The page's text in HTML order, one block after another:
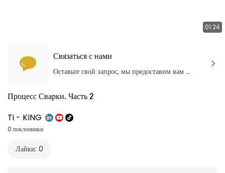
01:24
Связаться с нами
Оставьте свой запрос, мы предоставим вам качественные продукты и услуги!
Процесс Сварки. Часть 2
Ti - KING
0 поклонники
Лайки: 0